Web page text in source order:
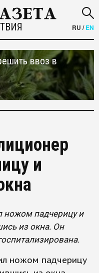
RU /EN
ввоз в
и
ножом падчерицу и
из окна. Он
ножом падчерицу